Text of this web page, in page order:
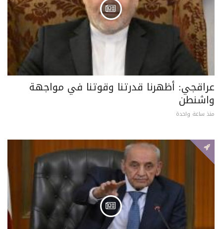
عراقجي: أظهرنا قدرتنا وقوتنا في مواجهة
واشنطن
منذ ساعة واحدة